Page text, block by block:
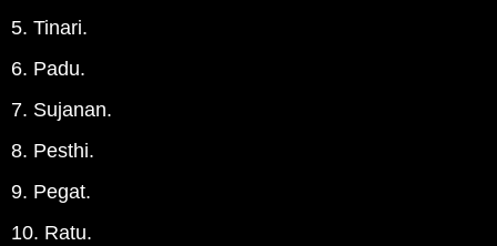
5. Tinari.
6. Padu.
7. Sujanan.
8. Pesthi.
9. Pegat.
10. Ratu.